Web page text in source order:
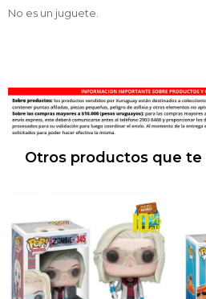
No es un juguete.
Otros productos que